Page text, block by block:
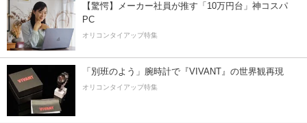
【驚愕】メーカー社員が推す「10万円台」神コスパ
PC
オリコンタイアップ特集
「別班のよう」腕時計で『VIVANT』の世界観再現
オリコンタイアップ特集